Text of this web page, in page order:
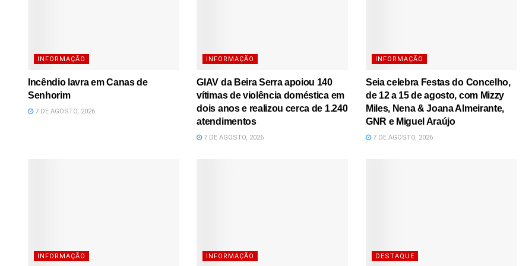
INFORMAÇÃO
Incêndio lavra em Canas de
Senhorim
7 DE AGOSTO, 2026
INFORMAÇÃO
GIAV da Beira Serra apoiou 140
vítimas de violência doméstica em
dois anos e realizou cerca de 1.240
atendimentos
7 DE AGOSTO, 2026
INFORMAÇÃO
Seia celebra Festas do Concelho,
de 12 a 15 de agosto, com Mizzy
Miles, Nena & Joana Almeirante,
GNR e Miguel Araújo
7 DE AGOSTO, 2026
INFORMAÇÃO INFORMAÇÃO DESTAQUE